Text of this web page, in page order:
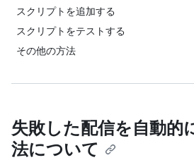
スクリプトを追加する
スクリプトをテストする
その他の方法
失敗した配信を自動的
法について